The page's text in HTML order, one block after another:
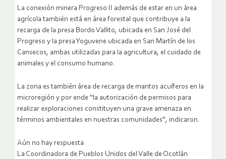
La conexión minera Progreso II además de estar en un área
agrícola también está en área forestal que contribuye a la
recarga de la presa Bordo Vallito, ubicada en San José del
Progreso y la presa Yoguvene ubicada en San Martín de los
Cansecos, ambas utilizadas para la agricultura, el cuidado de
animales y el consumo humano.
La zona es también área de recarga de mantos acuíferos en la
microregión y por ende “la autorización de permisos para
realizar exploraciones constituyen una grave amenaza en
términos ambientales en nuestras comunidades”, indicaron.
Aún no hay respuesta
La Coordinadora de Pueblos Unidos del Valle de Ocotlán